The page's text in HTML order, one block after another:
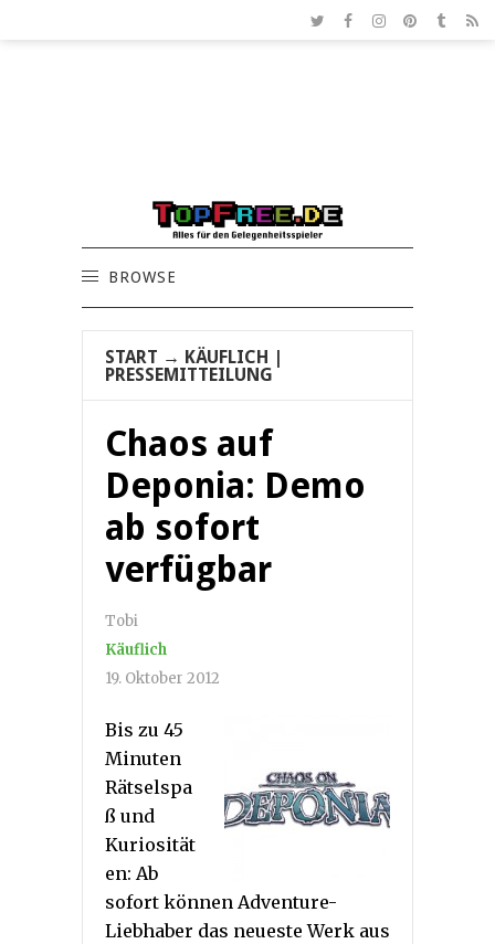
BROWSE
START → KÄUFLICH
PRESSEMITTEILUNG
Chaos auf
Deponia: Demo
ab sofort
verfügbar
Tobi
Käuflich
19. Oktober 2012
Bis zu 45
Minuten
Rätselspa
ß und
Kuriosität
en: Ab
sofort können Adventure-
Liebhaber das neueste Werk aus